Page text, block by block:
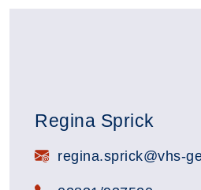
Regina Sprick
E-Mail:regina.sprick@vhs-